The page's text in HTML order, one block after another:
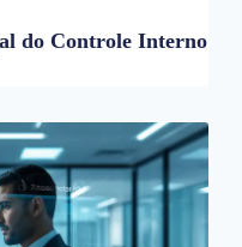
do Controle Interno